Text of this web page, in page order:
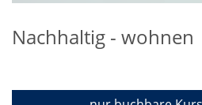
Nachhaltig - wohnen